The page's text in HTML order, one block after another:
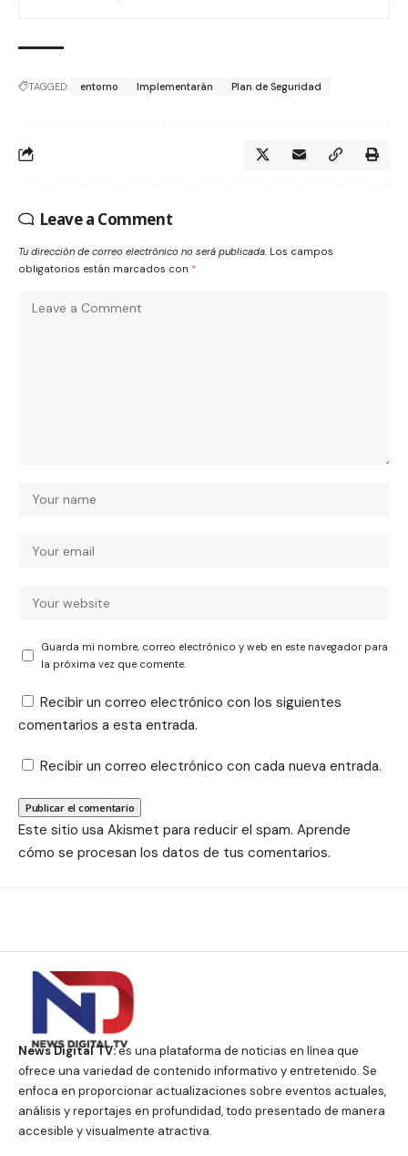
TAGGED: entorno Implementarán Plan de Seguridad
Leave a Comment
Tu dirección de correo electrónico no será publicada. Los campos
obligatorios están marcados con *
Guarda mi nombre, correo electrónico y web en este navegador para
la próxima vez que comente.
Recibir un correo electrónico con los siguientes
comentarios a esta entrada.
Recibir un correo electrónico con cada nueva entrada.
Este sitio usa Akismet para reducir el spam. Aprende
cómo se procesan los datos de tus comentarios.
News Digital TV:es una plataforma de noticias en línea que
ofrece una variedad de contenido informativo y entretenido. Se
enfoca en proporcionar actualizaciones sobre eventos actuales,
análisis y reportajes en profundidad, todo presentado de manera
accesible y visualmente atractiva.